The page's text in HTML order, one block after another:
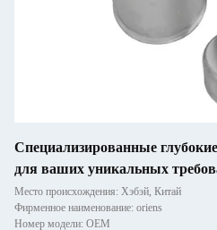
Специализированные
для ваших уникальных
Место происхождения: Хэбэй, Китай
Фирменное наименование: oriens
Номер модели: OEM